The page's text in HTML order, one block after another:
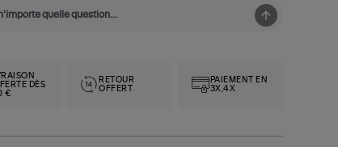
DÈS
€
RETOUR
OFFERT
PAIEMENT EN
3X,4X